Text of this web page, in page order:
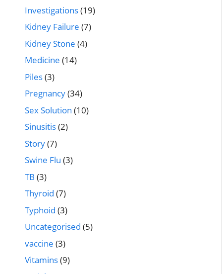
Investigations(19)
Kidney Failure (7)
Kidney Stone (4)
Medicine (14)
Piles(3)
Pregnancy(34)
Sex Solution (10)
Sinusitis(2)
Story(7)
Swine Flu (3)
TB (3)
Thyroid (7)
Typhoid (3)
Uncategorised (5)
vaccine (3)
Vitamins(9)